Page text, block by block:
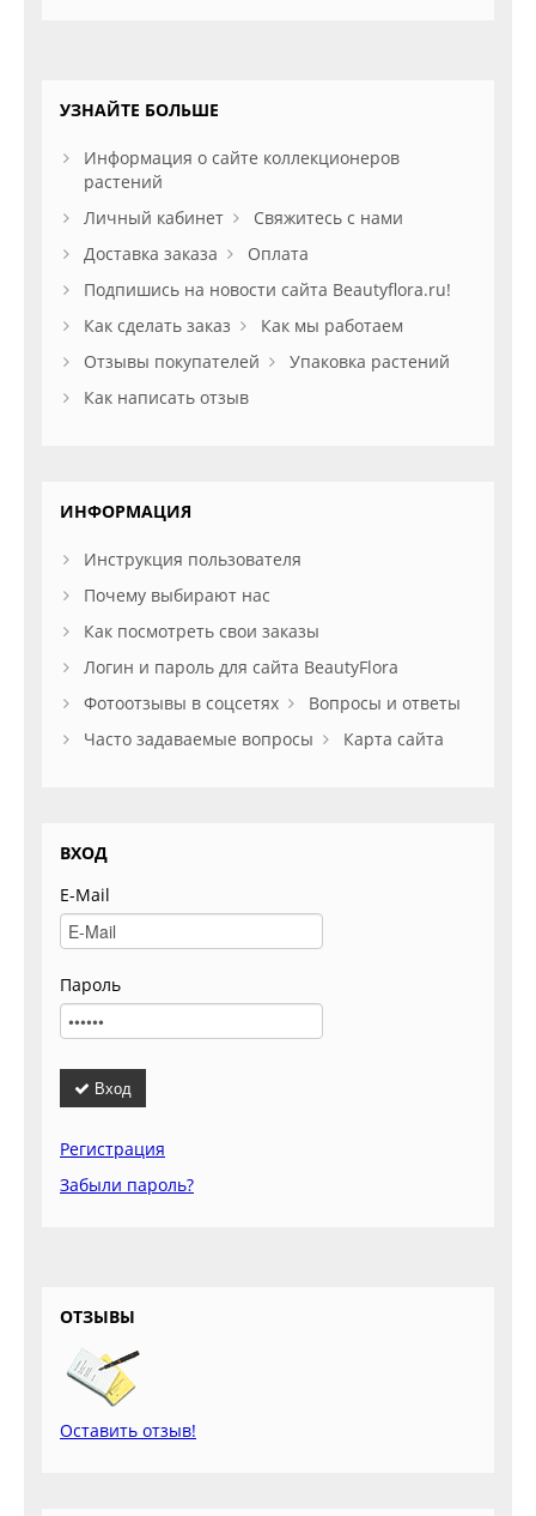
УЗНАЙТЕ БОЛЬШЕ
Информация о сайте коллекционеров
растений
Личный кабинет
Свяжитесь с нами
Доставка заказа
Оплата
Подпишись на новости сайта Beautyflora.ru!
Как сделать заказ
Как мы работаем
Отзывы покупателей
Упаковка растений
Как написать отзыв
ИНФОРМАЦИЯ
Инструкция пользователя
Почему выбирают нас
Как посмотреть свои заказы
Логин и пароль для сайта BeautyFlora
Фотоотзывы в соцсетях
Вопросы и ответы
Часто задаваемые вопросы
Карта сайта
ВХОД
E-Mail
Пароль
Вход
Регистрация
Забыли пароль?
ОТЗЫВЫ
Оставить отзыв!